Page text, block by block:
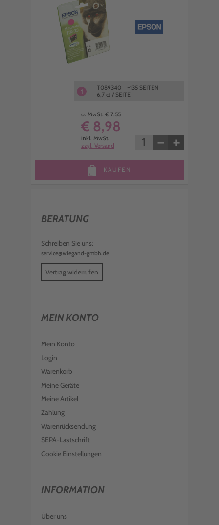
1
T089340 ~135 SEITEN
6,7 ct / SEITE
o. MwSt. € 7,55
€ 8,98
inkl. MwSt.
zzgl. Versand
− +
KAUFEN
BERATUNG
Schreiben Sie uns:
service@wiegand-gmbh.de
Vertrag widerrufen
MEIN KONTO
Mein Konto
Login
Warenkorb
Meine Geräte
Meine Artikel
Zahlung
Warenrücksendung
SEPA-Lastschrift
Cookie Einstellungen
INFORMATION
Über uns